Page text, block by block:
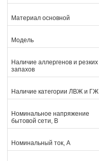
Материал основной
Модель
Наличие аллергенов и резких
запахов
Наличие категории ЛВЖ и ГЖ
Номинальное напряжение
бытовой сети, В
Номинальный ток, А